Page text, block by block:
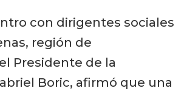
con dirigentes sociales
región de
Presidente de la
Boric, afirmó que una